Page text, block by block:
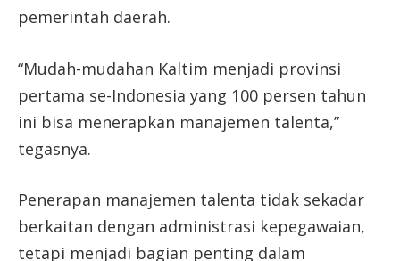
pemerintah daerah.
“Mudah-mudahan Kaltim menjadi provinsi
pertama se-Indonesia yang 100 persen tahun
ini bisa menerapkan manajemen talenta,”
tegasnya.
Penerapan manajemen talenta tidak sekadar
berkaitan dengan administrasi kepegawaian,
tetapi menjadi bagian penting dalam